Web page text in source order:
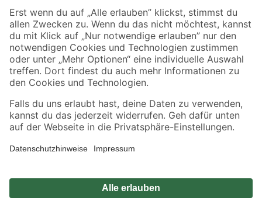
Sicher einkaufen
Jetzt die toom-App herunterladen
Alle Preisangaben in EUR inkl. gesetzl. MwSt.. Die dargestellten Angebote sind unter
Umständen nicht in allen Märkten verfügbar. Die angegebenen Verfügbarkeiten beziehen
Produkte nur solange der Vorrat reicht.
*Paketversand ab 59 € versandkostenfrei, gilt nicht für Artikel mit Speditionsversand, hier
Privatsphäre Impressum
Nutzungsbedingungen
Widerrufsrecht Vertrag widerrufen